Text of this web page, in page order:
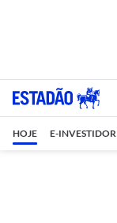
HOJE E-INVESTIDOR